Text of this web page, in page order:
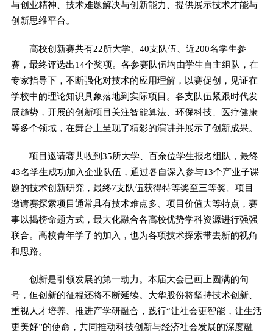
与创业精神、技术难题解决与创新能力、提供展示技术才能与
创新思维平台。
高校创新赛共有22所大学、40支队伍、近200名学生参
赛，最终评选出14个奖项。各参赛队伍均由学生自主组队，在
专家指导下，不断强化对技术的应用理解，以赛促创，见证在
学校中的理论知识具象落地到实际项目。各支队伍紧跟时代发
展趋势，开展的创新项目关注智能算法、环保科技、医疗健康
等多个领域，在舞台上呈现了精彩的演讲并展示了创新成果。
项目邀请赛共收到35所大学、百余位学生报名组队，最终
43名学生成功加入企业队伍，通过各自深入参与13个产业子课
题的技术创新研究，最终7支队伍获得特等奖至三等奖。项目
邀请赛探索项目通常具有技术难点多、项目价值大等特点，赛
事以揭榜命题方式，最大化融合各高校优势学科资源进行强强
联合。高校青年学子的加入，也为各项技术探索带去新的视角
和思路。
创新是引领发展的第一动力。本届大会已画上圆满的句
号，但创新的征程还将不断延续。大华股份将坚持技术创新、
重视人才培养、推进产学研融合，践行“让社会更智能，让生活
更美好”的使命，共同推动科技创新与经济社会发展的深度融